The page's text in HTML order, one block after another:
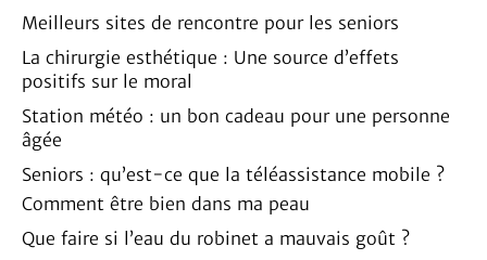
Meilleurs sites de rencontre pour les seniors
La chirurgie esthétique : Une source d’effets
positifs sur le moral
Station météo : un bon cadeau pour une personne
âgée
Seniors : qu’est-ce que la téléassistance mobile ?
Comment être bien dans ma peau
Que faire si l’eau du robinet a mauvais goût ?